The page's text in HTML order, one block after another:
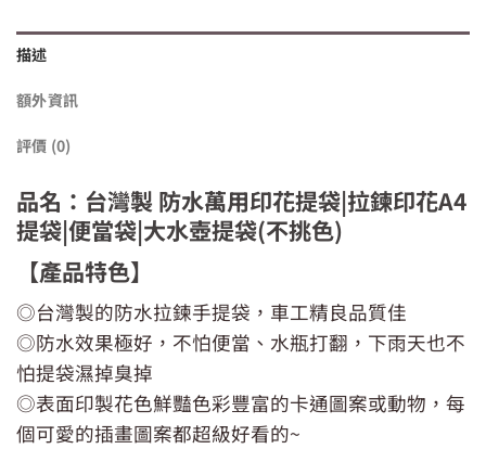
描述
額外資訊
評價 (0)
品名：台灣製 防水萬用印花提袋|拉鍊印花A4
提袋|便當袋|大水壺提袋(不挑色)
【產品特色】
◎台灣製的防水拉鍊手提袋，車工精良品質佳
◎防水效果極好，不怕便當、水瓶打翻，下雨天也不
怕提袋濕掉臭掉
◎表面印製花色鮮豔色彩豐富的卡通圖案或動物，每
個可愛的插畫圖案都超級好看的~